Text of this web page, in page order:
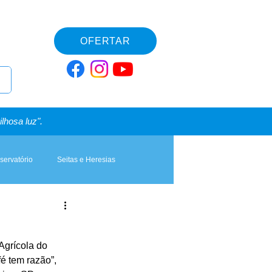
OFERTAR
luz".
Seitas e Heresias
do
tem razão”,